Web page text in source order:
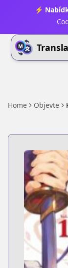
⚡
Home Objevte